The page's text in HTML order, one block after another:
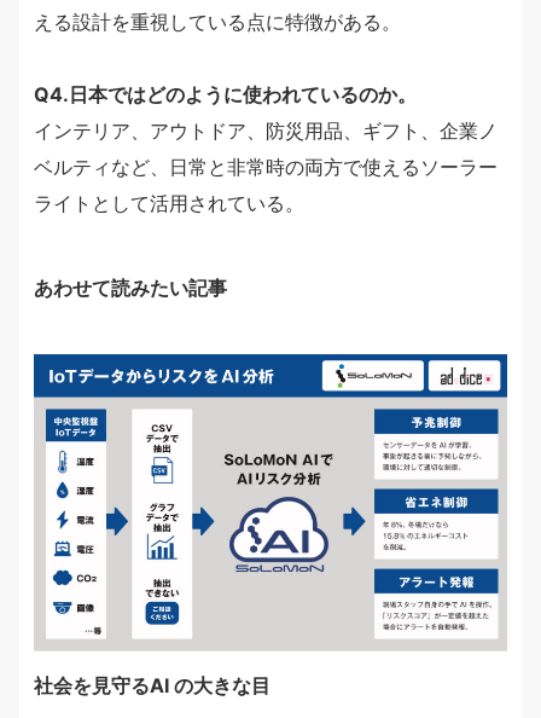
える設計を重視している点に特徴がある。
Q4.日本ではどのように使われているのか。
インテリア、アウトドア、防災用品、ギフト、企業ノ
ベルティなど、日常と非常時の両方で使えるソーラー
ライトとして活用されている。
あわせて読みたい記事
社会を見守るAI の大きな目